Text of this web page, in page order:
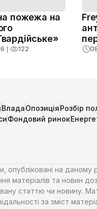
пожежа на
❘ 122
ВладаОпозиціяРозбір
Фондовий ринок
опубліковані на
матеріалів та новин
статтю чи новину.
за зміст